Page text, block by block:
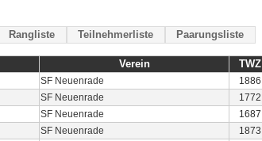
Rangliste Teilnehmerliste Paarungsliste
Verein TWZ
SF Neuenrade 1886
SF Neuenrade 1772
SF Neuenrade 1687
SF Neuenrade 1873